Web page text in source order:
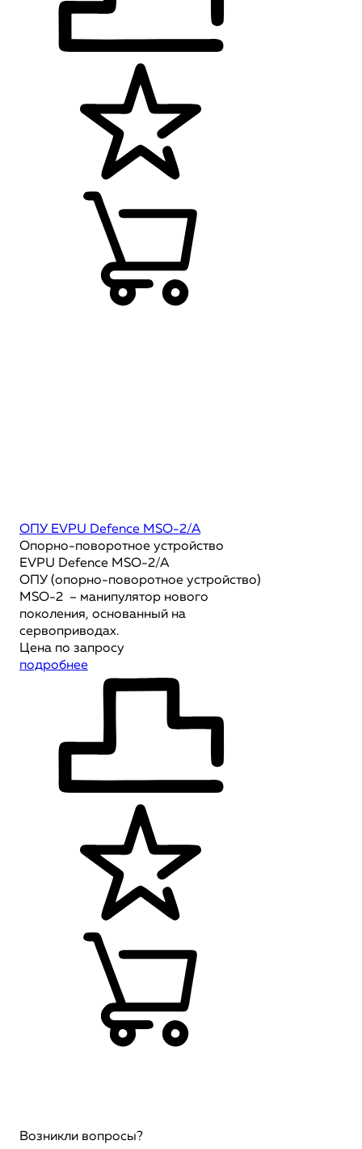
ОПУ EVPU Defence MSO-2/A
Опорно-поворотное устройство
EVPU Defence MSO-2/A
ОПУ (опорно-поворотное устройство)
MSO-2 – манипулятор нового
поколения, основанный на
сервоприводах.
Цена по запросу
подробнее
Возникли вопросы?